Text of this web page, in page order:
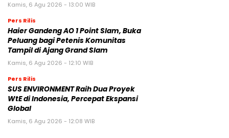
Kamis, 6 Agu 2026 - 13:00 WIB
Pers Rilis
Haier Gandeng AO 1 Point Slam, Buka
Peluang bagi Petenis Komunitas
Tampil di Ajang Grand Slam
Kamis, 6 Agu 2026 - 12:10 WIB
Pers Rilis
SUS ENVIRONMENT Raih Dua Proyek
WtE di Indonesia, Percepat Ekspansi
Global
Kamis, 6 Agu 2026 - 12:08 WIB